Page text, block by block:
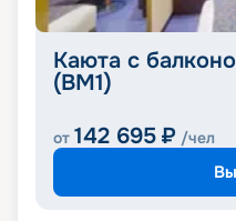
Каюта с
(BM1)
от 142 695 ₽ /чел